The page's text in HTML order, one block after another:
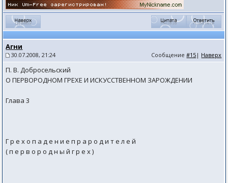
Агни
30.07.2008, 21:24 Сообщение#15 | Наверх
П. В. Добросельский
О ПЕРВОРОДНОМ ГРЕХЕ И ИСКУССТВЕННОМ ЗАРОЖДЕНИИ
Глава 3
Г р е х о п а д е н и е п р а р о д и т е л е й
( п е р в о р о д н ы й г р е х )